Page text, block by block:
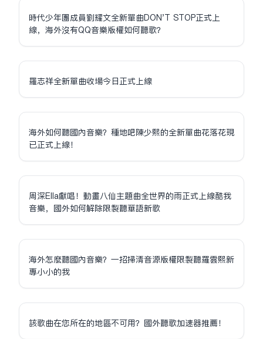
時代少年團成員劉耀文全新單曲DON'T STOP正式上
線，海外沒有QQ音樂版權如何聽歌？
羅志祥全新單曲收場今日正式上線
海外如何聽國內音樂？種地吧陳少熙的全新單曲花落花現
已正式上線！
周深Ella獻唱！動畫八仙主題曲全世界的雨正式上線酷我
音樂，國外如何解除限制聽華語新歌
海外怎麼聽國內音樂？一招掃清音源版權限制聽羅雲熙新
專小小的我
該歌曲在您所在的地區不可用？國外聽歌加速器推薦！